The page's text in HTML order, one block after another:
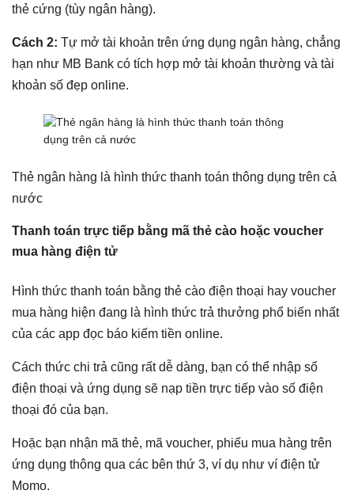
thẻ cứng (tùy ngân hàng).
Cách 2: Tự mở tài khoản trên ứng dụng ngân hàng, chẳng
hạn như MB Bank có tích hợp mở tài khoản thường và tài
khoản số đẹp online.
Thẻ ngân hàng là hình thức thanh toán thông dụng trên cả
nước
Thanh toán trực tiếp bằng mã thẻ cào hoặc voucher
mua hàng điện tử
Hình thức thanh toán bằng thẻ cào điện thoại hay voucher
mua hàng hiện đang là hình thức trả thưởng phổ biến nhất
của các app đọc báo kiếm tiền online.
Cách thức chi trả cũng rất dễ dàng, bạn có thể nhập số
điện thoại và ứng dụng sẽ nạp tiền trực tiếp vào số điện
thoại đó của bạn.
Hoặc bạn nhận mã thẻ, mã voucher, phiếu mua hàng trên
ứng dụng thông qua các bên thứ 3, ví dụ như ví điện tử
Momo.